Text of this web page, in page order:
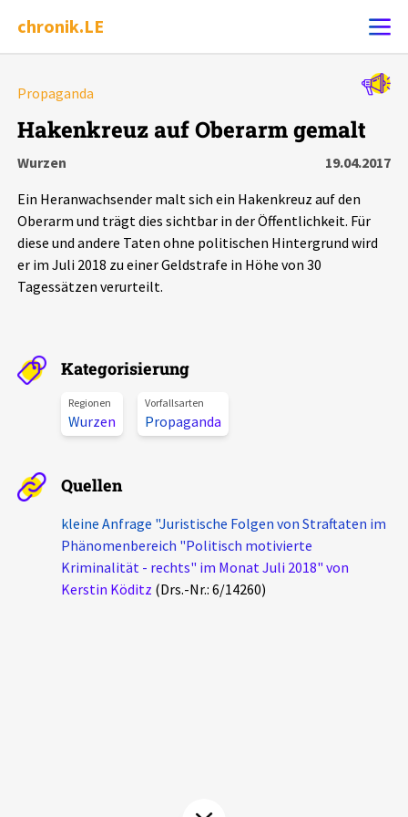
chronik.LE
Chronik
Dossiers
Leipziger Zustände
Phänomene
Aktuelles
Alle Beiträge
Pressemitteilungen
Podcasts
Über uns
Projektbeschreibung
Kontakt
Propaganda
Hakenkreuz auf Oberarm gemalt
Wurzen
19.04.2017
Ein Heranwachsender malt sich ein Hakenkreuz auf den
Oberarm und trägt dies sichtbar in der Öffentlichkeit. Für
diese und andere Taten ohne politischen Hintergrund wird
er im Juli 2018 zu einer Geldstrafe in Höhe von 30
Tagessätzen verurteilt.
Kategorisierung
Regionen
Wurzen
Vorfallsarten
Propaganda
Quellen
kleine Anfrage "Juristische Folgen von Straftaten im
Phänomenbereich "Politisch motivierte
Kriminalität - rechts" im Monat Juli 2018" von
Kerstin Köditz (Drs.-Nr.: 6/14260)
Alle Ereignisse
Ereignisse
Ereignisse
Exportieren ? Filter Erklärungen